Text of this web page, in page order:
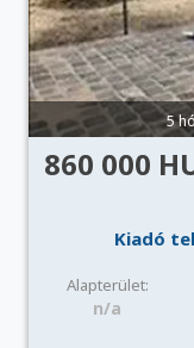
5
860 000
Kiadó
Alapterület:
n/a